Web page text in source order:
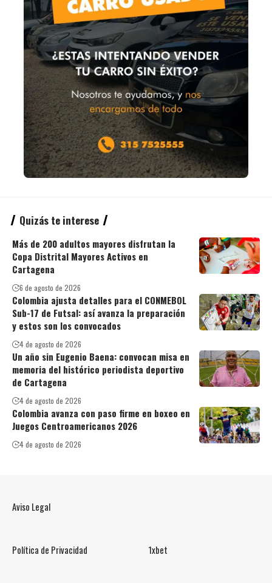
Quizás te interese
Más de 200 adultos mayores disfrutan la
Copa Distrital Mayores Activos en
Cartagena
6 de agosto de 2026
Colombia ajusta detalles para el CONMEBOL
Sub-17 de Futsal: así avanza la preparación
y estos son los convocados
4 de agosto de 2026
Un año sin Eugenio Baena: convocan misa en
memoria del histórico periodista deportivo
de Cartagena
4 de agosto de 2026
Colombia avanza con paso firme en boxeo en
Juegos Centroamericanos 2026
4 de agosto de 2026
Aviso Legal
Política de Privacidad 1xbet